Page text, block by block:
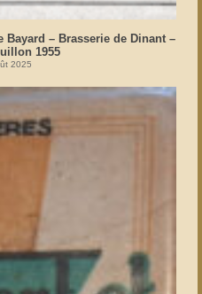
Bayard – Brasserie de Dinant –
1955
2025